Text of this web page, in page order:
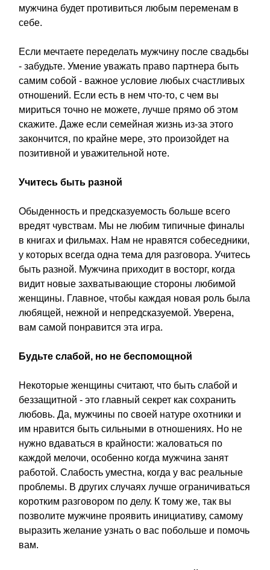
мужчина будет противиться любым переменам в
себе.
Если мечтаете переделать мужчину после свадьбы
- забудьте. Умение уважать право партнера быть
самим собой - важное условие любых счастливых
отношений. Если есть в нем что-то, с чем вы
мириться точно не можете, лучше прямо об этом
скажите. Даже если семейная жизнь из-за этого
закончится, по крайне мере, это произойдет на
позитивной и уважительной ноте.
Учитесь быть разной
Обыденность и предсказуемость больше всего
вредят чувствам. Мы не любим типичные финалы
в книгах и фильмах. Нам не нравятся собеседники,
у которых всегда одна тема для разговора. Учитесь
быть разной. Мужчина приходит в восторг, когда
видит новые захватывающие стороны любимой
женщины. Главное, чтобы каждая новая роль была
любящей, нежной и непредсказуемой. Уверена,
вам самой понравится эта игра.
Будьте слабой, но не беспомощной
Некоторые женщины считают, что быть слабой и
беззащитной - это главный секрет как сохранить
любовь. Да, мужчины по своей натуре охотники и
им нравится быть сильными в отношениях. Но не
нужно вдаваться в крайности: жаловаться по
каждой мелочи, особенно когда мужчина занят
работой. Слабость уместна, когда у вас реальные
проблемы. В других случаях лучше ограничиваться
коротким разговором по делу. К тому же, так вы
позволите мужчине проявить инициативу, самому
выразить желание узнать о вас побольше и помочь
вам.